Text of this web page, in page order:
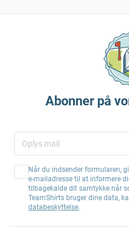
Abonner på
Når du indsender formularen,
e-mailadresse til at informere
tilbagekalde dit samtykke når
TeamShirts bruger dine data,
databeskyttelse.